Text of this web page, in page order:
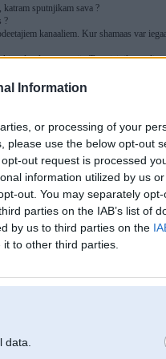
Information
or processing of your
please use the below opt-out
out request is processed
information utilized by us
out. You may separately
parties on the IAB’s list of
by us to third parties on the
to other third parties.
sputnjikam sava ?
?
kanaaliem. Kur shamaas var
luudzu nesuutiit. Tur visi tik par
viss leetaakais ir kardshaarings
izmeera prieksh Yamal 90.iipashi
15:28:21 ]